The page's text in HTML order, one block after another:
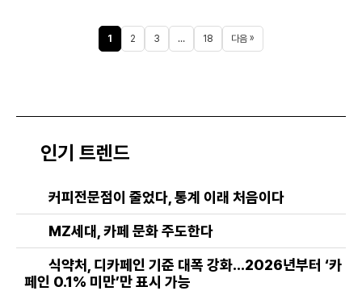
1 2 3 … 18 다음 »
인기 트렌드
커피전문점이 줄었다, 통계 이래 처음이다
MZ세대, 카페 문화 주도한다
식약처, 디카페인 기준 대폭 강화…2026년부터 ‘카
페인 0.1% 미만’만 표시 가능